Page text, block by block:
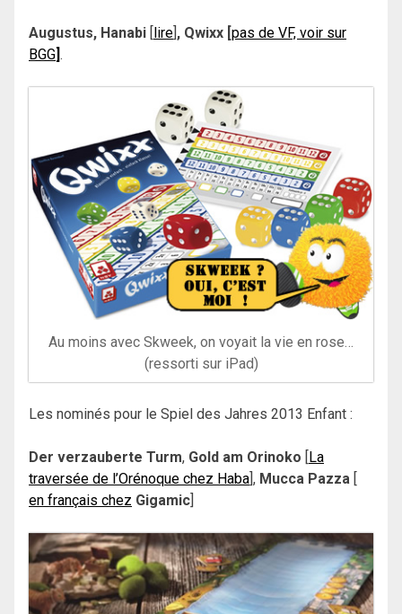
Augustus, Hanabi lire , Qwixx [ pas de VF, voir sur
BGG .
Au moins avec Skweek, on voyait la vie en rose…
(ressorti sur iPad)
Les nominés pour le Spiel des Jahres 2013 Enfant :
Der verzauberte Turm, Gold am Orinoko
La
traversée de l’Orénoque chez Haba ], Mucca Pazza
en français chez Gigamic